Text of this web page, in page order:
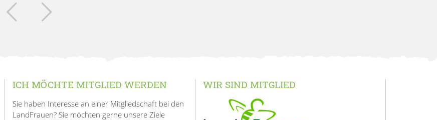
ICH MÖCHTE MITGLIED WERDEN
Sie haben Interesse an einer Mitgliedschaft bei den
LandFrauen? Sie möchten gerne unsere Ziele
WIR SIND MITGLIED